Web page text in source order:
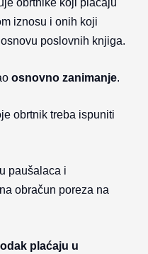
obrtnike koji plaćaju
iznosu i onih koji
poslovnih knjiga.
osnovno zanimanje.
obrtnik treba ispuniti
paušalaca i
obračun poreza na
plaćaju u